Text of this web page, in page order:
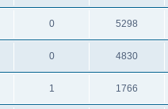
0 5298
0 4830
1 1766